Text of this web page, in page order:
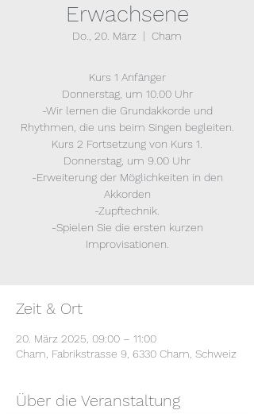
Erwachsene
Do., 20. März
  |
Cham
Kurs 1 Anfänger
Donnerstag, um 10.00 Uhr
-Wir lernen die Grundakkorde und
Rhythmen, die uns beim Singen begleiten.
Kurs 2 Fortsetzung von Kurs 1.
Donnerstag, um 9.00 Uhr
-Erweiterung der Möglichkeiten in den
Akkorden
-Zupftechnik.
-Spielen Sie die ersten kurzen
Improvisationen.
Zeit & Ort
20. März 2025, 09:00 – 11:00
Cham, Fabrikstrasse 9, 6330 Cham, Schweiz
Über die Veranstaltung